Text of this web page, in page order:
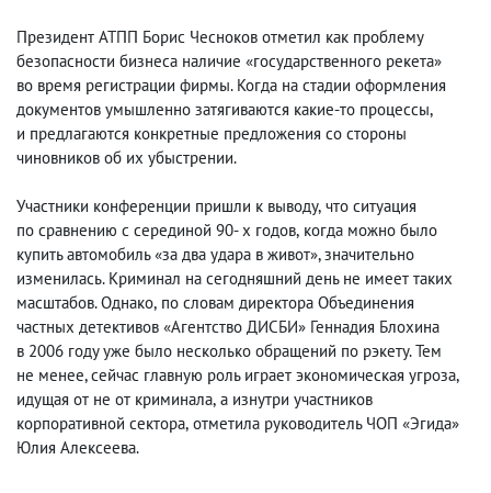
Президент АТПП Борис Чесноков отметил как проблему
безопасности бизнеса наличие «государственного рекета»
во время регистрации фирмы. Когда на стадии оформления
документов умышленно затягиваются какие-то процессы,
и предлагаются конкретные предложения со стороны
чиновников об их убыстрении.
Участники конференции пришли к выводу, что ситуация
по сравнению с серединой 90- х годов, когда можно было
купить автомобиль «за два удара в живот», значительно
изменилась. Криминал на сегодняшний день не имеет таких
масштабов. Однако, по словам директора Объединения
частных детективов «Агентство ДИСБИ» Геннадия Блохина
в 2006 году уже было несколько обращений по рэкету. Тем
не менее, сейчас главную роль играет экономическая угроза,
идущая от не от криминала, а изнутри участников
корпоративной сектора, отметила руководитель ЧОП «Эгида»
Юлия Алексеева.